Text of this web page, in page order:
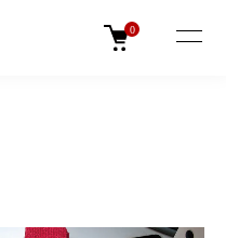
0